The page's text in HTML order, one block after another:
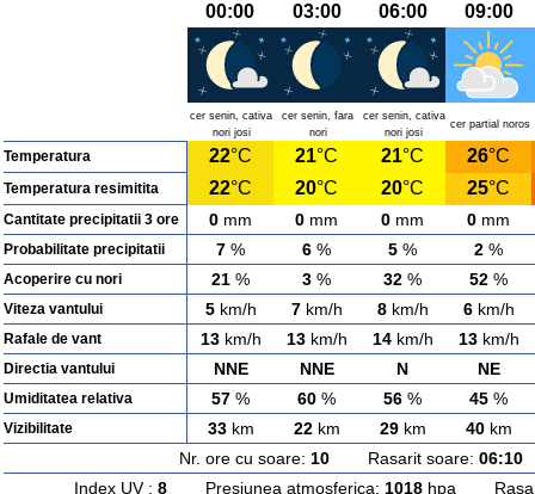
00:00 03:00 06:00 09:00
cer senin, cativa
nori josi
cer senin, fara
nori
cer senin, cativa
nori josi
cer partial noros
Temperatura 22°C 21°C 21°C 26°C
Temperatura resimitita 22°C 20°C 20°C 25°C
Cantitate precipitatii 3 ore 0 mm 0 mm 0 mm 0 mm
Probabilitate precipitatii 7 % 6 % 5 % 2 %
Acoperire cu nori 21 % 3 % 32 % 52 %
Viteza vantului 5km/h 7km/h 8km/h 6km/h
Rafale de vant 13km/h 13km/h 14km/h 13km/h
Directia vantului NNE NNE N NE
Umiditatea relativa 57 % 60 % 56 % 45 %
Vizibilitate 33km 22km 29km 40km
Nr. ore cu soare: 10Rasarit soare: 06:10
Index UV : 8Presiunea atmosferica: 1018hpa